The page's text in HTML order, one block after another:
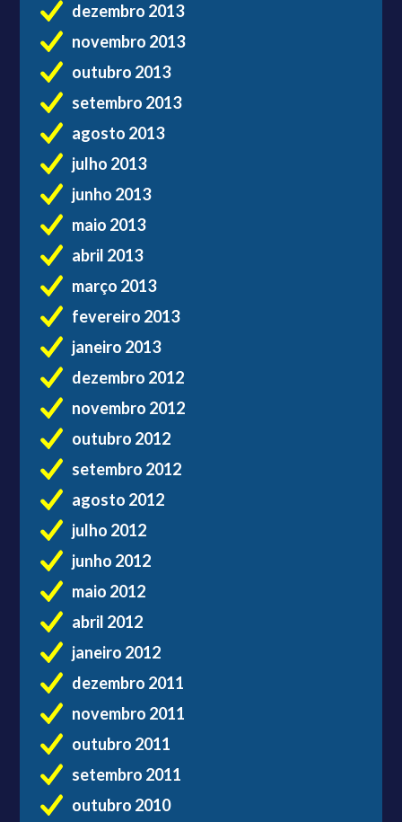
dezembro 2013
novembro 2013
outubro 2013
setembro 2013
agosto 2013
julho 2013
junho 2013
maio 2013
abril 2013
março 2013
fevereiro 2013
janeiro 2013
dezembro 2012
novembro 2012
outubro 2012
setembro 2012
agosto 2012
julho 2012
junho 2012
maio 2012
abril 2012
janeiro 2012
dezembro 2011
novembro 2011
outubro 2011
setembro 2011
outubro 2010